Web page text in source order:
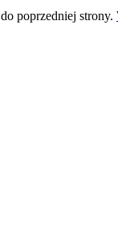
do poprzedniej strony.